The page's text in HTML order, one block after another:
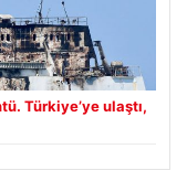
Türkiye’ye ulaştı,